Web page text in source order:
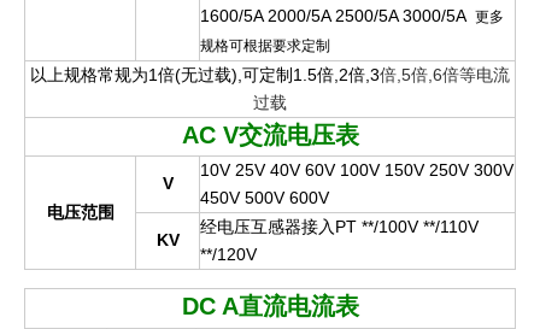
1600/5A 2000/5A 2500/5A 3000/5A 更多
规格可根据要求定制
以上规格常规为1倍(无过载),可定制1.5倍,2倍,3倍,5倍,6倍等电流
过载
AC V交流电压表
电压范围
V
10V 25V 40V 60V 100V 150V 250V 300V
450V 500V 600V
KV
经电压互感器接入PT **/100V **/110V
**/120V
DC A直流电流表